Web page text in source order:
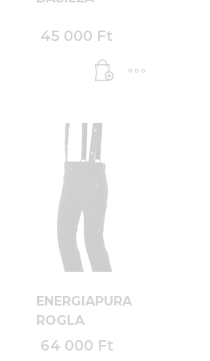
45 000 Ft
ENERGIAPURA
ROGLA
64 000 Ft